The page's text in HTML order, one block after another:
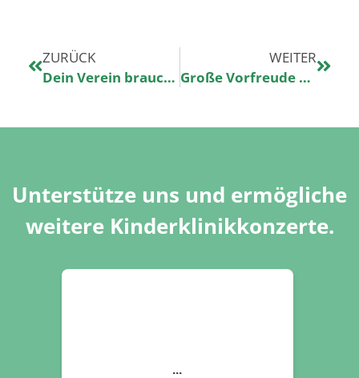
ZURÜCK
Dein Verein braucht dich heute als Drummer
WEITER
Große Vorfreude bei unserem Team
Unterstütze uns und ermögliche
weitere Kinderklinikkonzerte.